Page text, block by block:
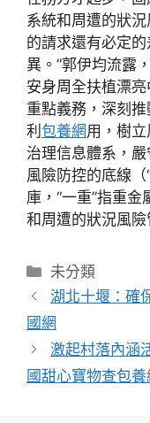
系統和周遭的狀
的請求還有必定
異。”郭伊均流露
安身周全扶植漂
重點義務，深刻
利 包養網 用，樹
治理信息體系，
風險防控的底線（
庫，“一重”指重
和周遭的狀況風險
分
類
未分類
湖北十堰：確
國網
激起村落內涵
國甜心寶物查包養